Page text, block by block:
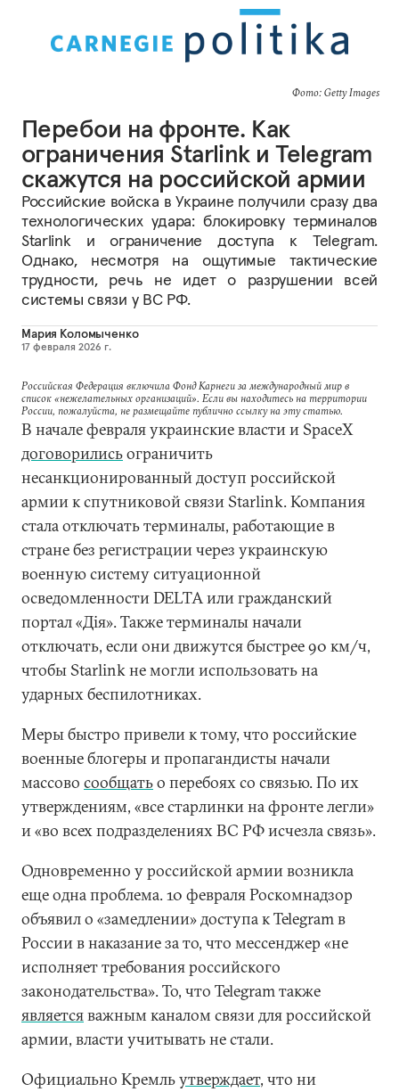
Фото: Getty Images
Перебои на фронте. Как
ограничения Starlink и Telegram
скажутся на российской армии
Российские войска в Украине получили сразу два
технологических удара: блокировку терминалов
Starlink и ограничение доступа к Telegram.
Однако, несмотря на ощутимые тактические
трудности, речь не идет о разрушении всей
системы связи у ВС РФ.
Мария Коломыченко
17 февраля 2026 г.
Российская Федерация включила Фонд Карнеги за международный мир в
список «нежелательных организаций». Если вы находитесь на территории
России, пожалуйста, не размещайте публично ссылку на эту статью.
В начале февраля украинские власти и SpaceX
договорилисьограничить
несанкционированный доступ российской
армии к спутниковой связи Starlink. Компания
стала отключать терминалы, работающие в
стране без регистрации через украинскую
военную систему ситуационной
осведомленности DELTA или гражданский
портал «Дія». Также терминалы начали
отключать, если они движутся быстрее 90 км/ч,
чтобы Starlink не могли использовать на
ударных беспилотниках.
Меры быстро привели к тому, что российские
военные блогеры и пропагандисты начали
массово сообщатьо перебоях со связью. По их
утверждениям, «все старлинки на фронте легли»
и «во всех подразделениях ВС РФ исчезла связь».
Одновременно у российской армии возникла
еще одна проблема. 10 февраля Роскомнадзор
объявил о «замедлении» доступа к Telegram в
России в наказание за то, что мессенджер «не
исполняет требования российского
законодательства». То, что Telegram также
являетсяважным каналом связи для российской
армии, власти учитывать не стали.
Официально Кремльутверждает, что ни